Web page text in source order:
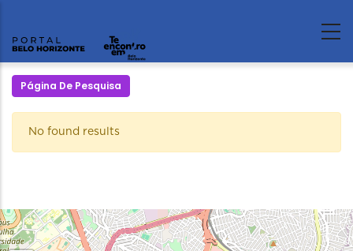
Página De Pesquisa
No found results